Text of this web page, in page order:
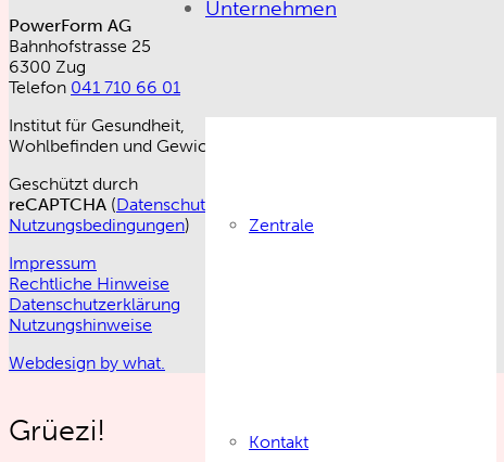
Unternehmen
Zentrale
Kontakt
PowerForm AG
Bahnhofstrasse 25
6300 Zug
Telefon 041 710 66 01
Institut für Gesundheit,
Wohlbefinden und Gewichtsabnahme
Geschützt durch
reCAPTCHA (Datenschutzbestimmungen
Nutzungsbedingungen)
Impressum
Rechtliche Hinweise
Datenschutzerklärung
Nutzungshinweise
Webdesign by what.
Grüezi!